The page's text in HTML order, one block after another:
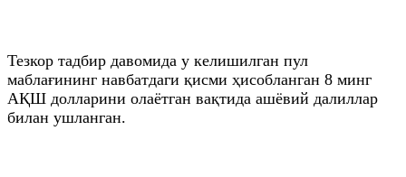
Тезкор тадбир давомида у келишилган пул
маблағининг навбатдаги қисми ҳисобланган 8 минг
АҚШ долларини олаётган вақтида ашёвий далиллар
билан ушланган.